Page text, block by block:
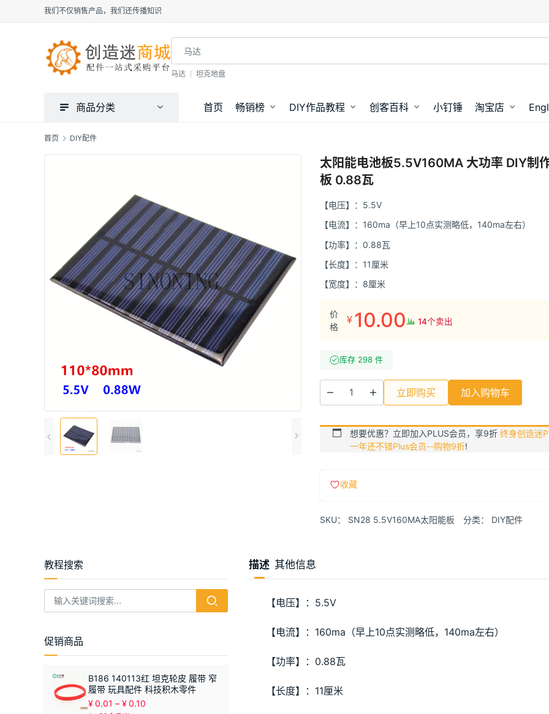
我们不仅销售产品，我们还传播知识
马达 坦克地盘
商品分类 首页 畅销榜 DIY作品教程 创客百科 小钉锤 淘宝店
首页 DIY配件
太阳能电池板5.5V160MA 大功率 DIY制
板 0.88瓦
【电压】：5.5V
【电流】：160ma（早上10点实测略低，140ma左右）
【功率】：0.88瓦
【长度】：11厘米
【宽度】：8厘米
价
格
¥ 10.00 14个卖出
库存 298 件
立即购买 加入购物车
想要优惠？立即加入PLUS会员，享9折 终身创造迷
一年还不错Plus会员--购物9折!
收藏
SKU： SN28 5.5V160MA太阳能板 分类： DIY配件
描述 其他信息
【电压】：5.5V
【电流】：160ma（早上10点实测略低，140ma左右）
【功率】：0.88瓦
【长度】：11厘米
教程搜索
促销商品
B186 140113红 坦克轮皮 履带 窄
履带 玩具配件 科技积木零件
¥0.01 – ¥0.10